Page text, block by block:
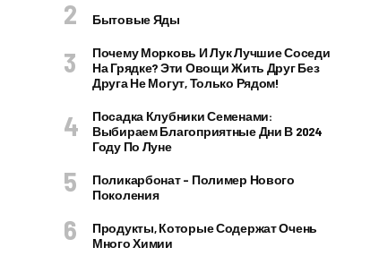
Бытовые Яды
Почему Морковь И Лук Лучшие Соседи
На Грядке? Эти Овощи Жить Друг Без
Друга Не Могут, Только Рядом!
Посадка Клубники Семенами:
Выбираем Благоприятные Дни В 2024
Году По Луне
Поликарбонат – Полимер Нового
Поколения
Продукты, Которые Содержат Очень
Много Химии